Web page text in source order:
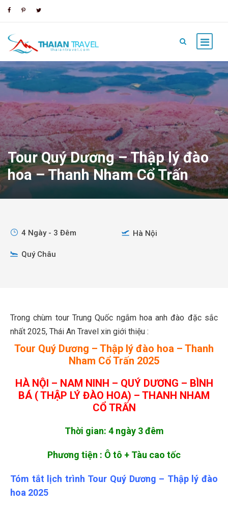
Tour Quý Dương – Thập lý đào
hoa – Thanh Nham Cổ Trấn
4 Ngày - 3 Đêm Hà Nội
Quý Châu
Trong chùm tour Trung Quốc ngắm hoa anh đào đặc sắc
nhất 2025, Thái An Travel xin giới thiệu :
Tour Quý Dương – Thập lý đào hoa – Thanh
Nham Cổ Trấn 2025
HÀ NỘI – NAM NINH – QUÝ DƯƠNG – BÌNH
BÁ ( THẬP LÝ ĐÀO HOA) – THANH NHAM
CỔ TRẤN
Thời gian: 4 ngày 3 đêm
Phương tiện : Ô tô + Tàu cao tốc
Tóm tắt lịch trình Tour Quý Dương – Thập lý đào
hoa 2025